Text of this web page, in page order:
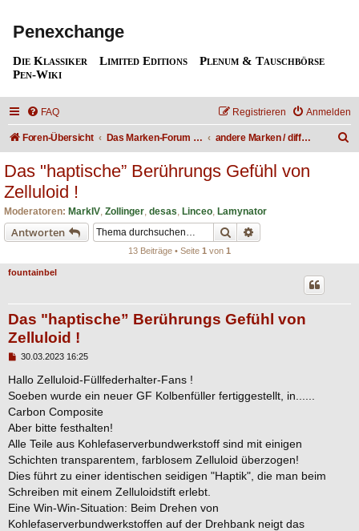
Penexchange
Die Klassiker Limited Editions
Plenum & Tauschbörse
Pen-Wiki
FAQ Anmelden
Registrieren
Foren-Übersicht Das Marken-Forum / The Brand forum andere Marken / different brands
Das "haptische” Berührungs Gefühl von
Zelluloid !
Moderatoren: MarkIV, Zollinger, desas, Linceo, Lamynator
Antworten Suche
13 Beiträge • Seite 1 von 1
fountainbel
Das "haptische” Berührungs Gefühl von
Zelluloid !
B
i
t
r
g
30.03.2023 16:25
Hallo Zelluloid-Füllfederhalter-Fans !
Soeben wurde ein neuer GF Kolbenfüller fertiggestellt, in......
Carbon Composite
Aber bitte festhalten!
Alle Teile aus Kohlefaserverbundwerkstoff sind mit einigen
Schichten transparentem, farblosem Zelluloid überzogen!
Dies führt zu einer identischen seidigen "Haptik", die man beim
Schreiben mit einem Zelluloidstift erlebt.
Eine Win-Win-Situation: Beim Drehen von
Kohlefaserverbundwerkstoffen auf der Drehbank neigt das